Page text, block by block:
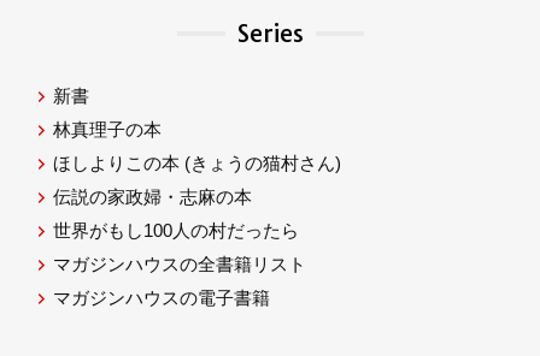
Series
新書
林真理子の本
ほしよりこの本 (きょうの猫村さん)
伝説の家政婦・志麻の本
世界がもし100人の村だったら
マガジンハウスの全書籍リスト
マガジンハウスの電子書籍